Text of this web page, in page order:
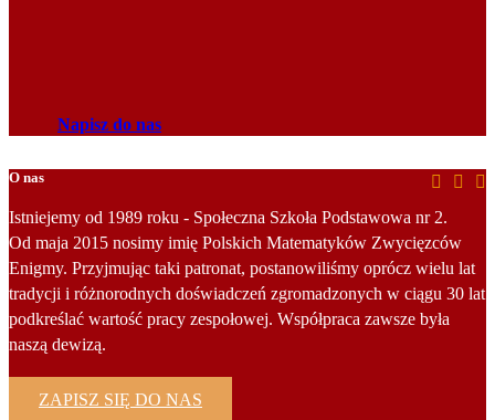
Napisz do nas
O nas
Istniejemy od 1989 roku - Społeczna Szkoła Podstawowa nr 2.
Od maja 2015 nosimy imię Polskich Matematyków Zwycięzców
Enigmy. Przyjmując taki patronat, postanowiliśmy oprócz wielu lat
tradycji i różnorodnych doświadczeń zgromadzonych w ciągu 30 lat
podkreślać wartość pracy zespołowej. Współpraca zawsze była
naszą dewizą.
ZAPISZ SIĘ DO NAS